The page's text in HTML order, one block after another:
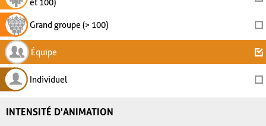
et 100)
Grand groupe (> 100)
Équipe
Individuel
INTENSITÉ D'ANIMATION